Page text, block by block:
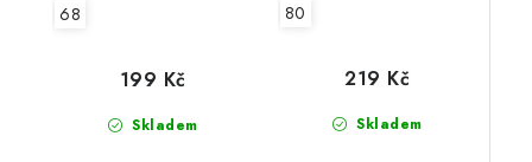
68
Skladem
199 Kč
80
Skladem
219 Kč